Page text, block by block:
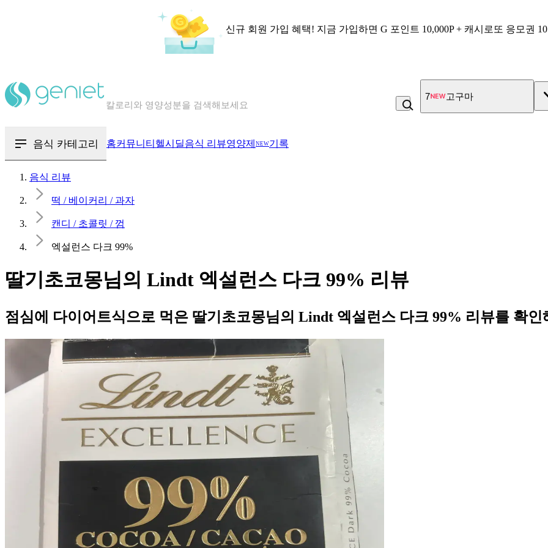
신규 회원 가입 혜택! 지금 가입하면 G 포인트 10,000P + 캐시로또 응모권
혈당 · 다이어트 음식 검색해보세요
7 고구마
음식 카테고리 홈커뮤니티 헬시딜음식 리뷰영양제 NEW기록
음식 리뷰
떡 / 베이커리 / 과자
캔디 / 초콜릿 / 껌
엑설런스 다크 99%
딸기초코몽님의 Lindt 엑설런스 다크 99% 리뷰
점심에 다이어트식으로 먹은 딸기초코몽님의 Lindt 엑설런스 다크 99% 리뷰를 확인